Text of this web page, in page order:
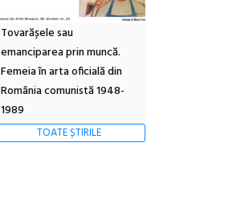
Tovarășele sau
emanciparea prin muncă.
Femeia în arta oficială din
România comunistă 1948-
1989
TOATE ȘTIRILE